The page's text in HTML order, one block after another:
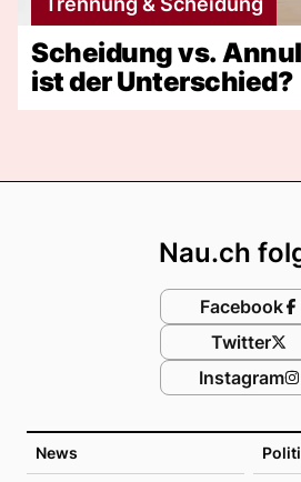
Scheidung vs.
ist der Unterschied?
News
Nau.ch
Facebook
Twitter
Instagram